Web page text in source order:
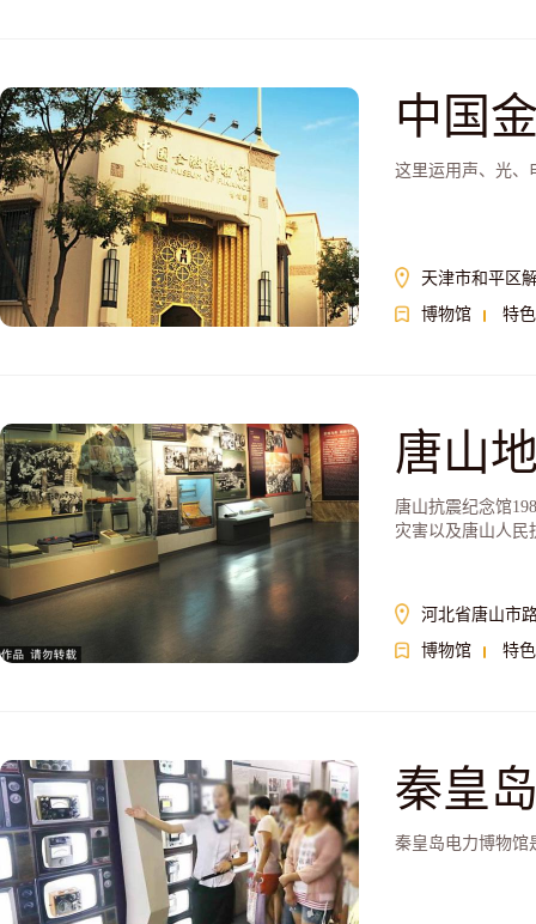
中国
这里运用声、光、
天津市和平区
博物馆
特
唐山
唐山抗震纪念馆
灾害以及唐山人民
河北省唐山市
博物馆
特
秦皇
秦皇岛电力博物馆